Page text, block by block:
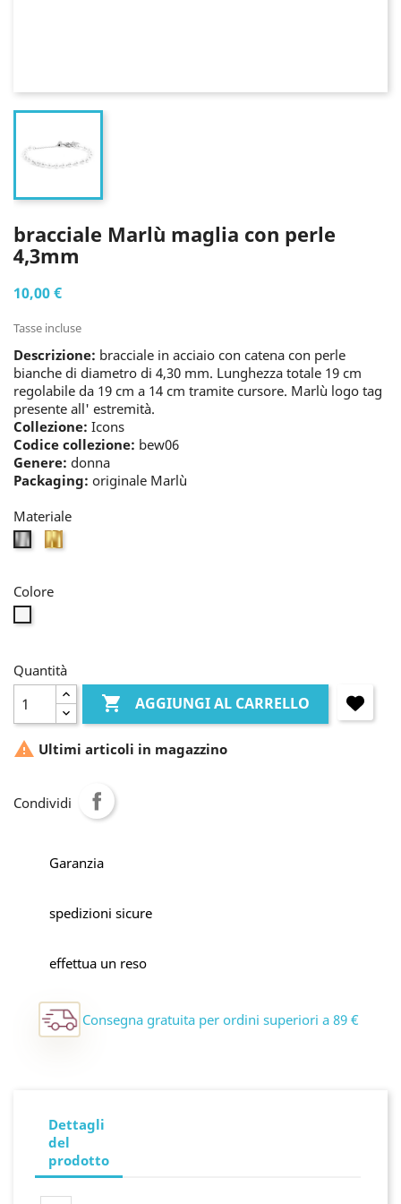
bracciale Marlù maglia con perle
4,3mm
10,00 €
Tasse incluse
Descrizione: bracciale in acciaio con catena con perle
bianche di diametro di 4,30 mm. Lunghezza totale 19 cm
regolabile da 19 cm a 14 cm tramite cursore. Marlù logo tag
presente all' estremità.
Collezione: Icons
Codice collezione: bew06
Genere: donna
Packaging: originale Marlù
Materiale
bianco
Colore
Quantità
 AGGIUNGI AL CARRELLO
 Ultimi articoli in magazzino
Condividi
Garanzia
spedizioni sicure
effettua un reso
Consegna gratuita per ordini superiori a 89 €
Dettagli
del
prodotto